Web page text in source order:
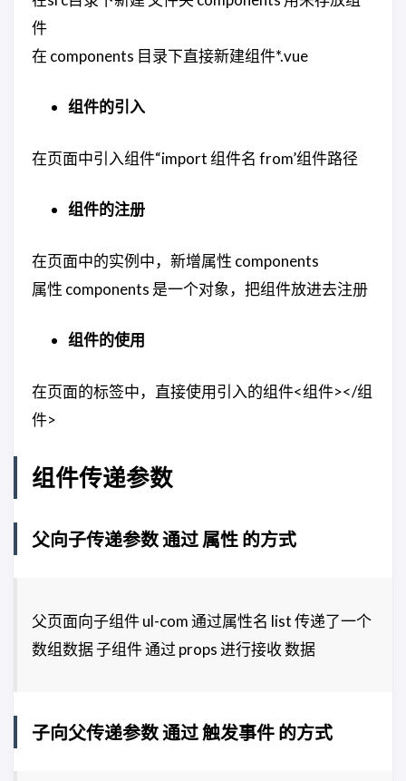
件
在 components 目录下直接新建组件*.vue
组件的引入
在页面中引入组件“import 组件名 from’组件路径
组件的注册
在页面中的实例中，新增属性 components
属性 components 是一个对象，把组件放进去注册
组件的使用
在页面的标签中，直接使用引入的组件<组件></组
件>
组件传递参数
父向子传递参数 通过 属性 的方式
父页面向子组件 ul-com 通过属性名 list 传递了一个
数组数据 子组件 通过 props 进行接收 数据
子向父传递参数 通过 触发事件 的方式